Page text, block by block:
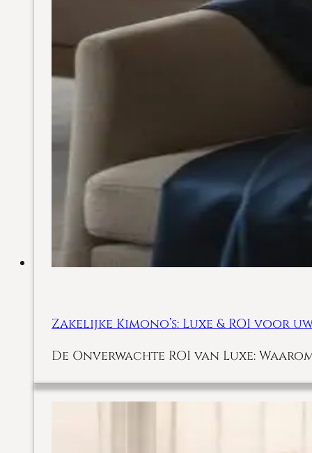
Zakelijke Kimono’s: Luxe & ROI voor
De Onverwachte ROI van Luxe: